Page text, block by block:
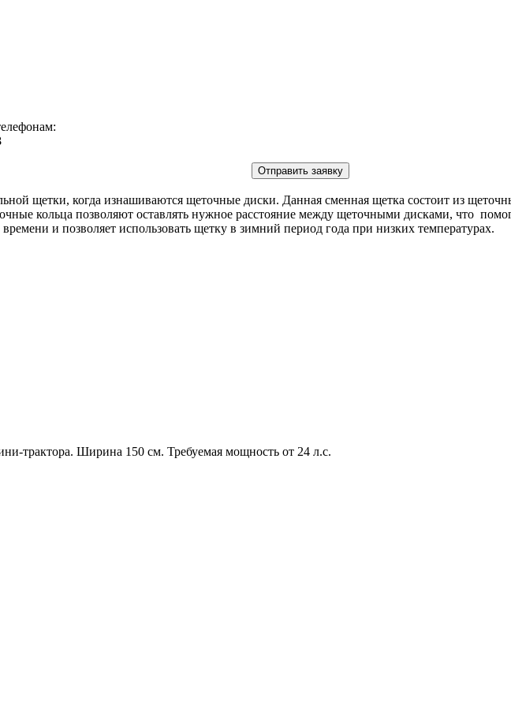
Отправить заявку
щетки, когда изнашиваются щеточные диски. Данная сменная щетка состоит из
кольца позволяют оставлять нужное расстояние между щеточными дисками, что
и позволяет использовать щетку в зимний период года при низких температурах.
трактора. Ширина 150 см. Требуемая мощность от 24 л.с.